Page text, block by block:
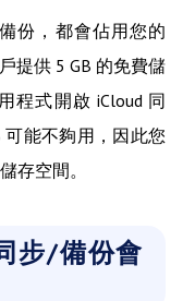
份，都會佔用您的
提供 5 GB 的免費儲
程式開啟 iCloud 同
可能不夠用，因此您
存空間。
步/備份會